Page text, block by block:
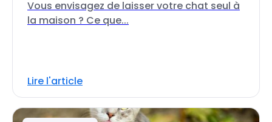
Vous envisagez de laisser votre chat seul à
la maison ? Ce que...
Lire l'article